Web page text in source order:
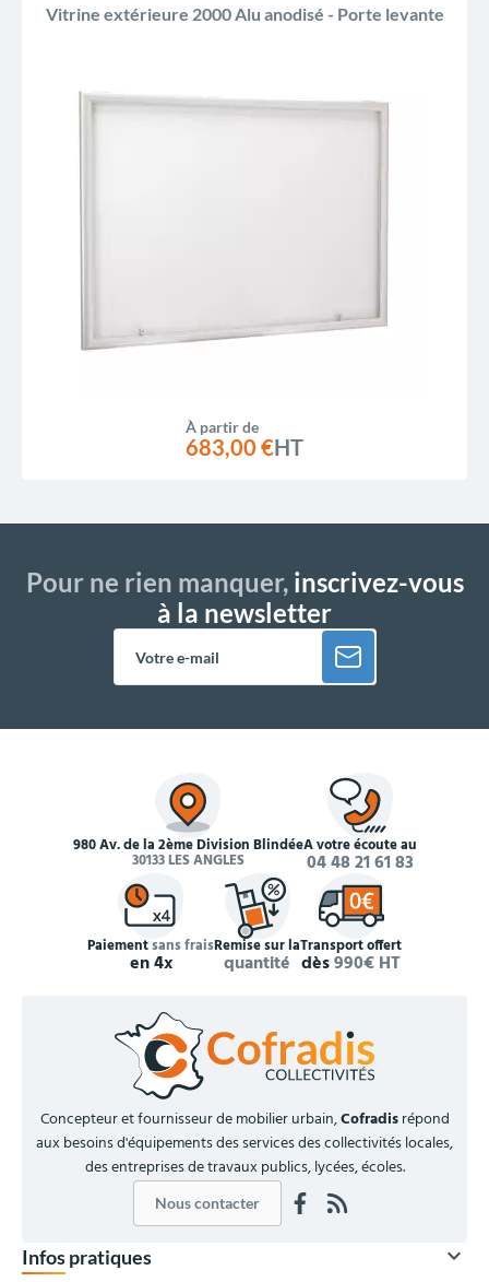
Vitrine extérieure 2000 Alu anodisé - Porte levante
À partir de
683,00 €HT
Pour ne rien manquer,inscrivez-vous
à la newsletter
980 Av. de la 2ème Division Blindée
30133 LES ANGLES
À votre écoute au
04 48 21 61 83
Paiementsans frais
en 4x
Remise sur la
quantité
Transport offert
dès990€ HT
Concepteur et fournisseur de mobilier urbain,Cofradisrépond
aux besoins d'équipements des services des collectivités locales,
des entreprises de travaux publics, lycées, écoles.
Nous contacter
Infos pratiques 